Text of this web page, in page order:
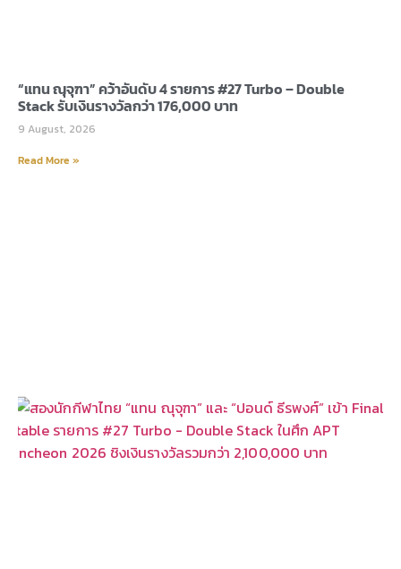
“แทน ณุจุฑา” คว้าอันดับ 4 รายการ #27 Turbo – Double
Stack รับเงินรางวัลกว่า 176,000 บาท
9 August, 2026
Read More »